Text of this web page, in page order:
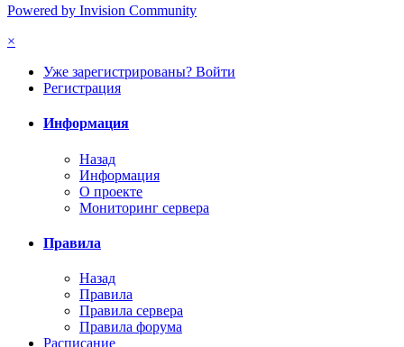
Powered by Invision Community
×
Уже зарегистрированы? Войти
Регистрация
Информация
Назад
Информация
О проекте
Мониторинг сервера
Правила
Назад
Правила
Правила сервера
Правила форума
Расписание